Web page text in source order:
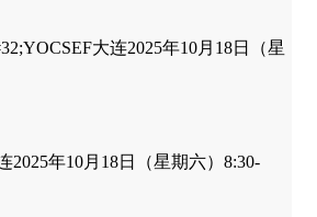
大连2025年10月18日（星
2025年10月18日（星期六）8:30-